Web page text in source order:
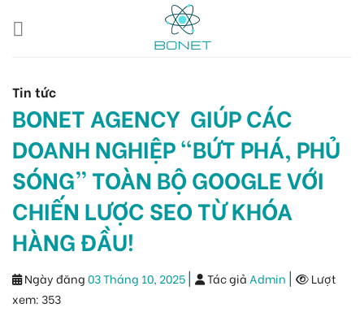
Tin tức
BONET AGENCY GIÚP CÁC
DOANH NGHIỆP “BỨT PHÁ, PHỦ
SÓNG” TOÀN BỘ GOOGLE VỚI
CHIẾN LƯỢC SEO TỪ KHÓA
HÀNG ĐẦU!
Ngày đăng03 Tháng 10, 2025| Tác giả Admin |
Lượt
xem: 353